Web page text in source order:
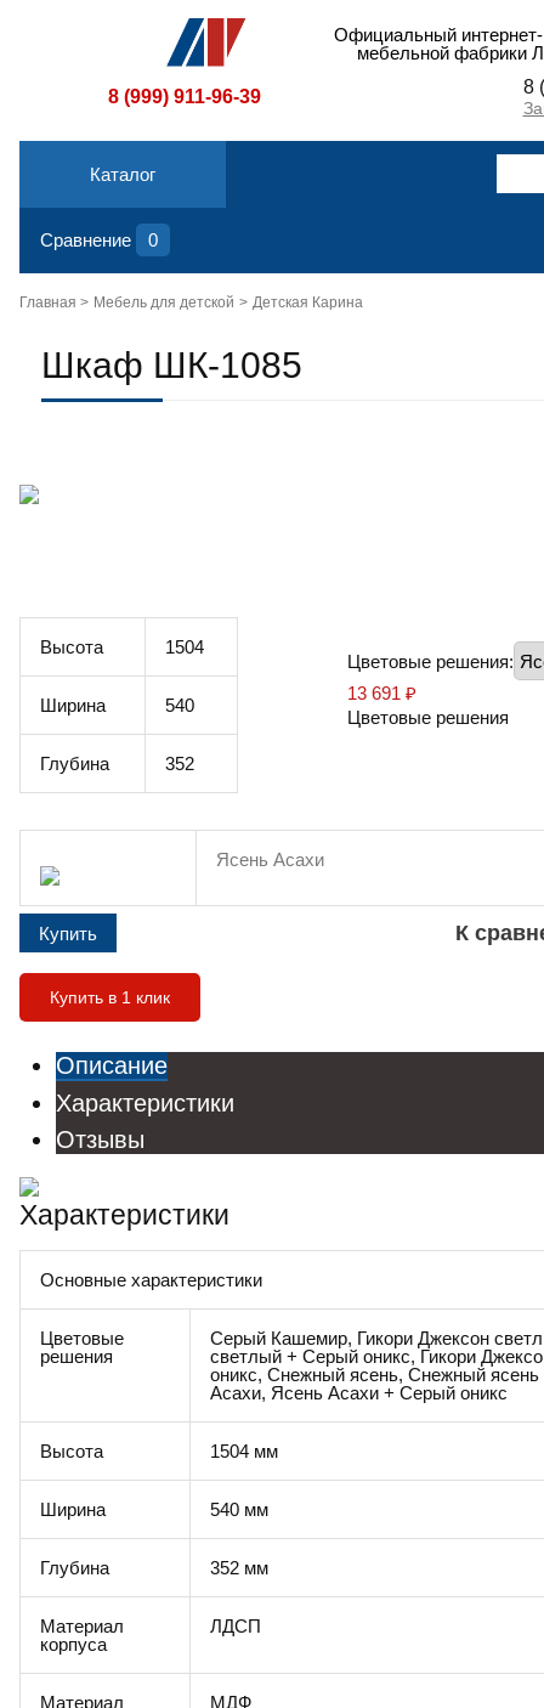
Официальный интернет-
мебельной фабрики
8 (999) 911-96-39 8
Каталог
Сравнение 0
Главная > Мебель для детской Детская Карина
Шкаф ШК-1085
Высота 1504
Ширина 540
Глубина 352
Цветовые решения:
13 691 ₽
Цветовые решения
Ясень Асахи
К
Купить в 1 клик
Описание
Характеристики
Отзывы
Характеристики
Основные характеристики
Цветовые
решения
Серый Кашемир, Гикори Джексон
светлый + Серый оникс, Гикори
оникс, Снежный ясень, Снежный
Асахи, Ясень Асахи + Серый оникс
Высота 1504 мм
Ширина 540 мм
Глубина 352 мм
Материал
корпуса
ЛДСП
Материал
МДФ